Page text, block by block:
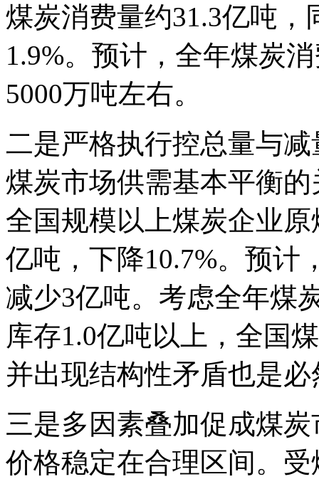
煤炭消费量约31.3亿吨，
1.9%。预计，全年煤炭
5000万吨左右。
二是严格执行控总量与
煤炭市场供需基本平衡
全国规模以上煤炭企业
亿吨，下降10.7%。预计
减少3亿吨。考虑全年煤
库存1.0亿吨以上，全国
并出现结构性矛盾也是必
三是多因素叠加促成煤
价格稳定在合理区间。